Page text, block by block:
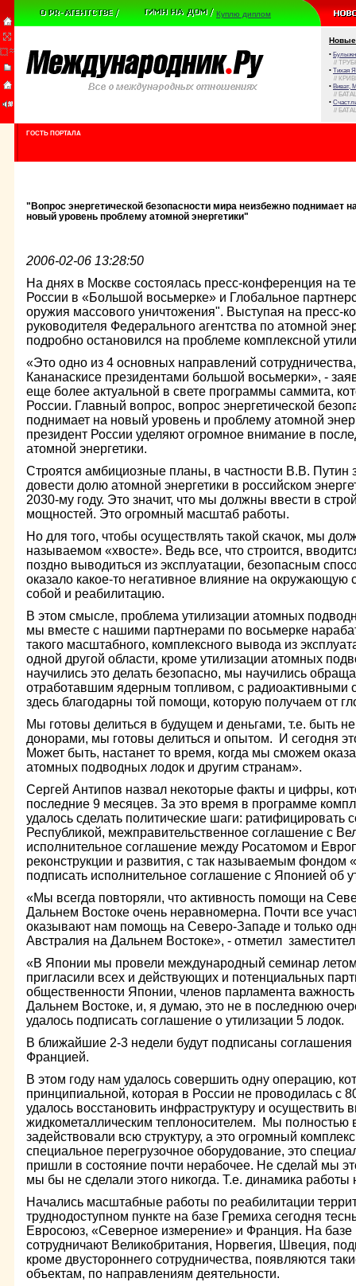
Куплю диплом
Новые
•
//
• Тихая
//
• Виват,
//
•
//
ГОСТЬ ПОРТАЛА
"Вопрос энергетической безопасности мира неизбежно поднимает
новый уровень проблему атомной энергетики"
2006-02-06 13:28:50
На днях в Москве состоялась пресс-конференция на
России в «Большой восьмерке» и Глобальное
оружия массового уничтожения". Выступая на пресс-
руководителя Федерального агентства по атомной
подробно остановился на проблеме комплексной
«Это одно из 4 основных направлений
Кананаскисе президентами большой восьмерки», -
еще более актуальной в свете программы саммита,
России. Главный вопрос, вопрос энергетической
поднимает на новый уровень и проблему атомной
президент России уделяют огромное внимание в
атомной энергетики.
Строятся амбициозные планы, в частности В.В. Путин
довести долю атомной энергетики в российском
2030-му году. Это значит, что мы должны ввести в
мощностей. Это огромный масштаб работы.
Но для того, чтобы осуществлять такой скачок, мы
называемом «хвосте». Ведь все, что строится,
поздно выводиться из эксплуатации, безопасным
оказало какое-то негативное влияние на окружающую
собой и реабилитацию.
В этом смысле, проблема утилизации атомных
мы вместе с нашими партнерами по восьмерке
такого масштабного, комплексного вывода из
одной другой области, кроме утилизации атомных
научились это делать безопасно, мы научились
отработавшим ядерным топливом, с радиоактивными
здесь благодарны той помощи, которую получаем от
Мы готовы делиться в будущем и деньгами, т.е. быть
донорами, мы готовы делиться и опытом. И сегодня
Может быть, настанет то время, когда мы сможем
атомных подводных лодок и другим странам».
Сергей Антипов назвал некоторые факты и цифры,
последние 9 месяцев. За это время в программе
удалось сделать политические шаги: ратифицировать
Республикой, межправительственное соглашение с
исполнительное соглашение между Росатомом и
реконструкции и развития, с так называемым фондом
подписать исполнительное соглашение с Японией об
«Мы всегда повторяли, что активность помощи на
Дальнем Востоке очень неравномерна. Почти все
оказывают нам помощь на Северо-Западе и только
Австралия на Дальнем Востоке», - отметил
«В Японии мы провели международный семинар летом
пригласили всех и действующих и потенциальных
общественности Японии, членов парламента
Дальнем Востоке, и, я думаю, это не в последнюю
удалось подписать соглашение о утилизации 5 лодок.
В ближайшие 2-3 недели будут подписаны соглашения
Францией.
В этом году нам удалось совершить одну операцию,
принципиальной, которая в России не проводилась с
удалось восстановить инфраструктуру и осуществить
жидкометаллическим теплоносителем. Мы полностью
задействовали всю структуру, а это огромный
специальное перегрузочное оборудование, это
пришли в состояние почти нерабочее. Не сделай мы
мы бы не сделали этого никогда. Т.е. динамика работы
Начались масштабные работы по реабилитации
труднодоступном пункте на базе Гремиха сегодня
Евросоюз, «Северное измерение» и Франция. На базе
сотрудничают Великобритания, Норвегия, Швеция,
кроме двустороннего сотрудничества, появляются
объектам, по направлениям деятельности.